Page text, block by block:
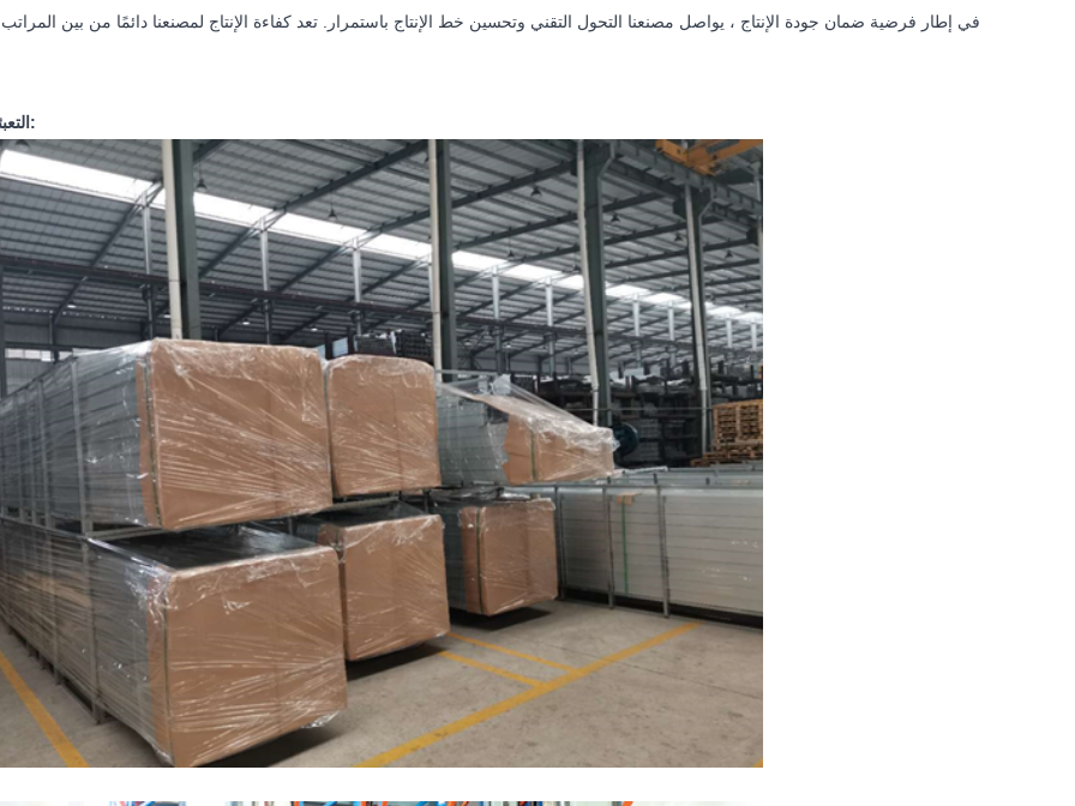
في إطار فرضية ضمان جودة الإنتاج ، يواصل مصنعنا التحول التقني وتحسين خط الإنتاج باستمرار. تعد كفاءة الإنتاج لمصنعنا دائمًا من بين
التعبئة والتغليف: